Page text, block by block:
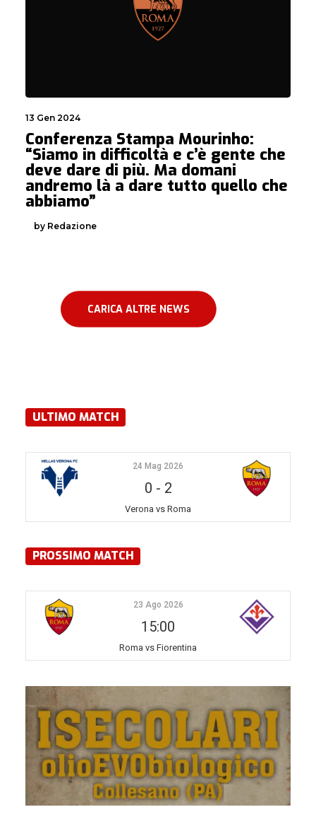
13 Gen 2024
Conferenza Stampa Mourinho:
“Siamo in difficoltà e c’è gente che
deve dare di più. Ma domani
andremo là a dare tutto quello che
abbiamo”
by Redazione
CARICA ALTRE NEWS
ULTIMO MATCH
24 Mag 2026
0 - 2
Verona vs Roma
PROSSIMO MATCH
23 Ago 2026
15:00
Roma vs Fiorentina